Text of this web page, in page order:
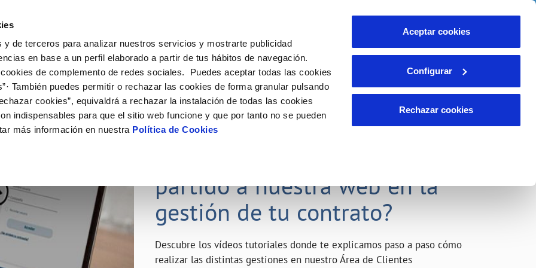
y de terceros para analizar nuestros servicios y mostrarte publicidad
en base a un perfil elaborado a partir de tus hábitos de navegación.
de complemento de redes sociales. Puedes aceptar todas las cookies
También puedes permitir o rechazar las cookies de forma granular pulsando
cookies”, equivaldrá a rechazar la instalación de todas las cookies
indispensables para que el sitio web funcione y que por tanto no se pueden
más información en nuestra Política de Cookies
Aceptar cookies
Configurar
Rechazar cookies
de titular
de suministro
MODIFICACIÓN DE DATOS
Actualizar datos bancarios
Actualizar datos de domicilio
INCIDENCIAS
Comunica anomalías o posibles
VER TODAS LAS GESTIONES
Tu Servicio
AL CLIENTE
contacto
de fuga interior
COMPROMISO DE SERVICIO
Carta de compromisos
Customer Counsel (Defensa del cliente)
Tu Agua
del agua
CUIDADOS DEL AGUA
Consejos de ahorro
Depósitos de reserva
Conócenos
DE GESTIÓN Y CERTIFICADOS
Nuestros compromisos
23 ABR 2020
partido a nuestra web en la
gestión de tu contrato?
Descubre los vídeos tutoriales donde te explicamos paso a paso cómo
realizar las distintas gestiones en nuestro Área de Clientes